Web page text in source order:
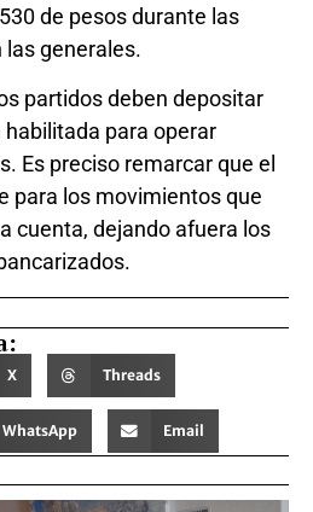
de pesos durante las
las generales.
partidos deben depositar
para operar
Es preciso remarcar que el
para los movimientos que
cuenta, dejando afuera los
X Threads
WhatsApp Email